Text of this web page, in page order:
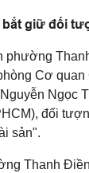
bắt giữ đối
phường
Cơ quan
Ngọc
đối
sản".
Thanh